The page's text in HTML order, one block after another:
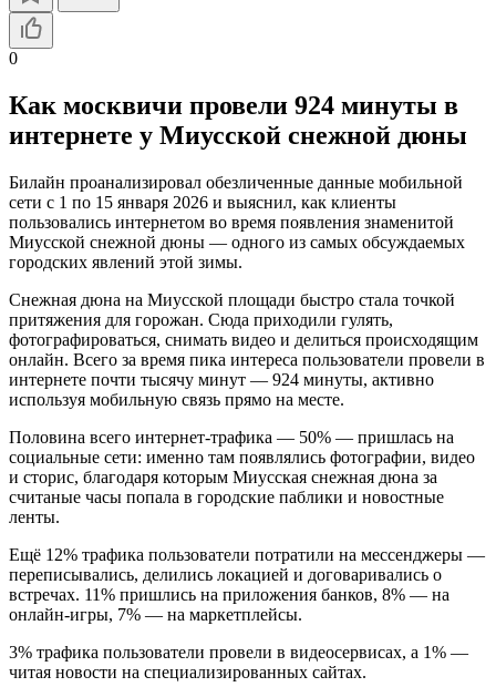
0
Как москвичи провели 924 минуты в
интернете у Миусской снежной дюны
Билайн проанализировал обезличенные данные мобильной
сети с 1 по 15 января 2026 и выяснил, как клиенты
пользовались интернетом во время появления знаменитой
Миусской снежной дюны — одного из самых обсуждаемых
городских явлений этой зимы.
Снежная дюна на Миусской площади быстро стала точкой
притяжения для горожан. Сюда приходили гулять,
фотографироваться, снимать видео и делиться происходящим
онлайн. Всего за время пика интереса пользователи провели в
интернете почти тысячу минут — 924 минуты, активно
используя мобильную связь прямо на месте.
Половина всего интернет-трафика — 50% — пришлась на
социальные сети: именно там появлялись фотографии, видео
и сторис, благодаря которым Миусская снежная дюна за
считаные часы попала в городские паблики и новостные
ленты.
Ещё 12% трафика пользователи потратили на мессенджеры —
переписывались, делились локацией и договаривались о
встречах. 11% пришлись на приложения банков, 8% — на
онлайн-игры, 7% — на маркетплейсы.
3% трафика пользователи провели в видеосервисах, а 1% —
читая новости на специализированных сайтах.